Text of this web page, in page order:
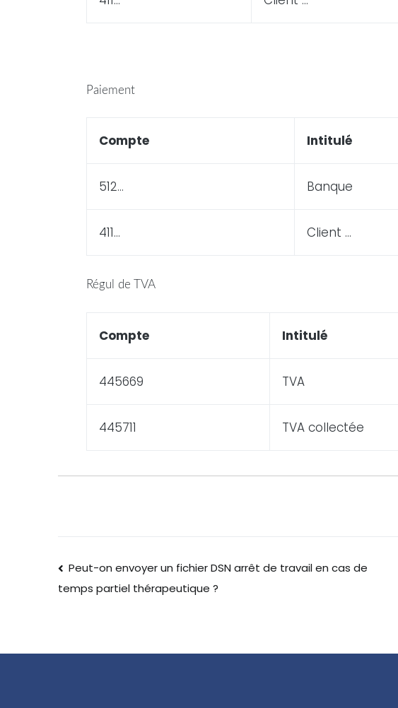
Paiement
Compte Intitulé
512… Banque
411… Client …
Régul de TVA
Compte Intitulé
445669 TVA
445711 TVA collectée
Peut-on envoyer un fichier DSN arrêt de travail en cas de
temps partiel thérapeutique ?